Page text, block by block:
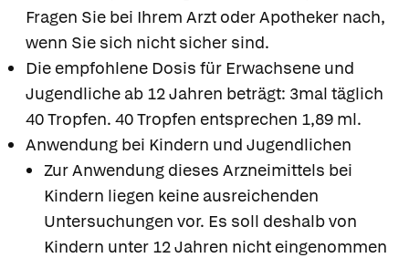
Fragen Sie bei Ihrem Arzt oder Apotheker nach,
wenn Sie sich nicht sicher sind.
Die empfohlene Dosis für Erwachsene und
Jugendliche ab 12 Jahren beträgt: 3mal täglich
40 Tropfen. 40 Tropfen entsprechen 1,89 ml.
Anwendung bei Kindern und Jugendlichen
Zur Anwendung dieses Arzneimittels bei
Kindern liegen keine ausreichenden
Untersuchungen vor. Es soll deshalb von
Kindern unter 12 Jahren nicht eingenommen